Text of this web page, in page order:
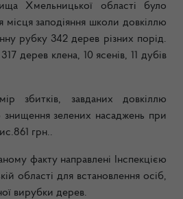
Хмельницької області було
заподіяння школи довкіллю
рубку 342 дерев різних порід.
дерев клена, 10 ясенів, 11 дубів
збитків, завданих довкіллю
знищення зелених насаджень при
грн..
факту направлені Інспекцією
області для встановлення осіб,
вирубки дерев.